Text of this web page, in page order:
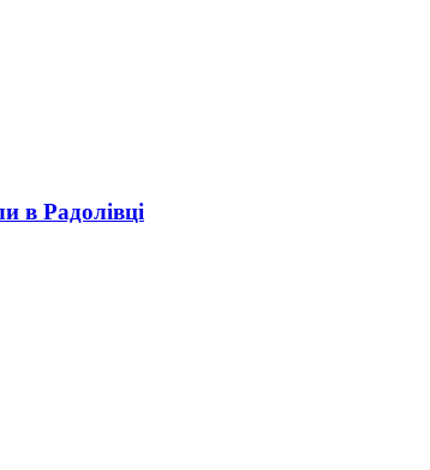
в Радолівці